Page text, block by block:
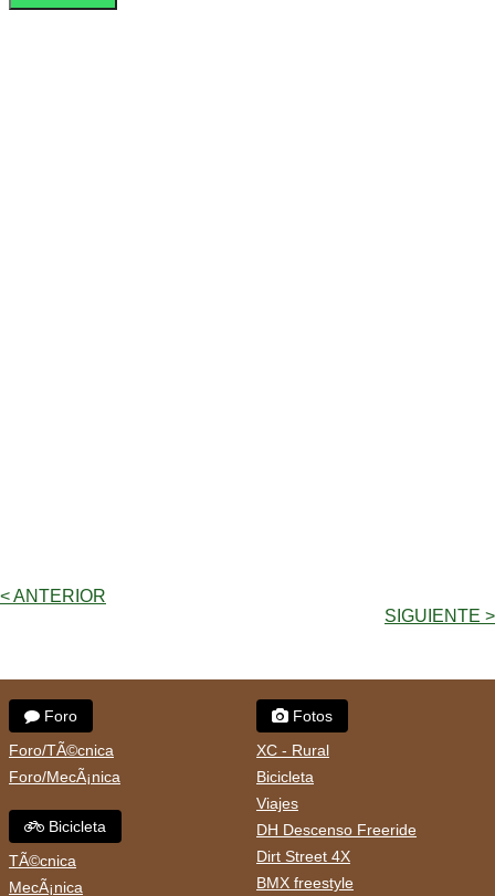
< ANTERIOR
SIGUIENTE >
Foro
Foro/TÃ©cnica
Foro/MecÃ¡nica
Bicicleta
TÃ©cnica
MecÃ¡nica
Fotos
XC - Rural
Bicicleta
Viajes
DH Descenso Freeride
Dirt Street 4X
BMX freestyle